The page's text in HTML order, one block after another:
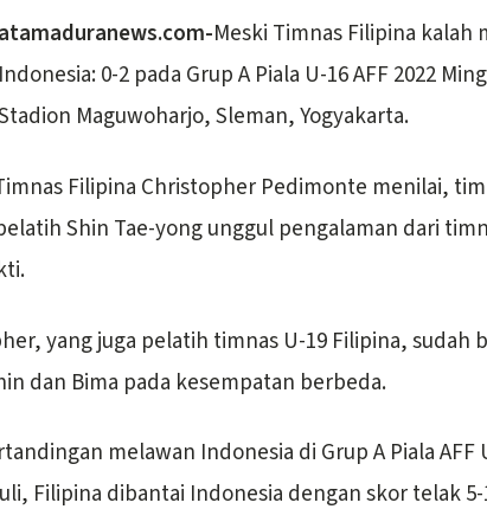
atamaduranews.com-Meski Timnas Filipina kalah
Indonesia: 0-2 pada Grup A Piala U-16 AFF 2022
Maguwoharjo, Sleman, Yogyakarta.
Filipina Christopher Pedimonte menilai,
Shin Tae-yong unggul pengalaman dari
yang juga pelatih timnas U-19 Filipina, sudah
dan Bima pada kesempatan berbeda.
melawan Indonesia di Grup A Piala AFF
Filipina dibantai Indonesia dengan skor telak 5-